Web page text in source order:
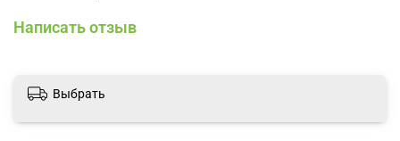
Написать отзыв
Выбрать